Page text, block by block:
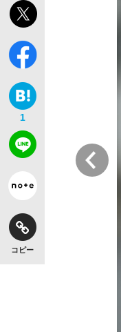
1
コピー